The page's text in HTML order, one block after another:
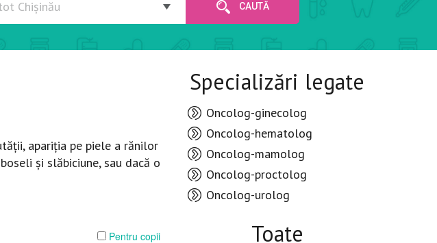
CAUTĂ
apariția pe piele a rănilor
și slăbiciune, sau dacă o
Pentru copii
Specializări legate
Oncolog-ginecolog
Oncolog-hematolog
Oncolog-mamolog
Oncolog-proctolog
Oncolog-urolog
Toate